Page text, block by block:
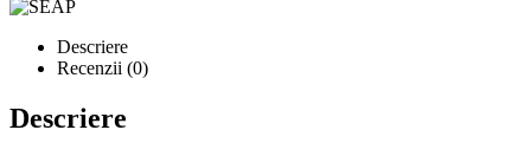
Descriere
Recenzii (0)
Descriere